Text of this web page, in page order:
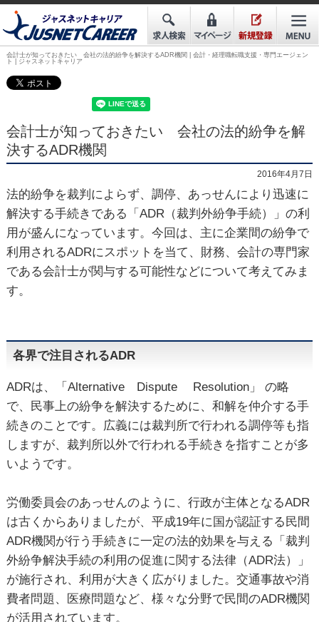
会計士が知っておきたい 会社の法的紛争を解決するADR機関 | 会計・経理職転職支援・専門エージェン
ト | ジャスネットキャリア
会計士が知っておきたい 会社の法的紛争を解
決するADR機関
2016年4月7日
法的紛争を裁判によらず、調停、あっせんにより迅速に
解決する手続きである「ADR（裁判外紛争手続）」の利
用が盛んになっています。今回は、主に企業間の紛争で
利用されるADRにスポットを当て、財務、会計の専門家
である会計士が関与する可能性などについて考えてみま
す。
各界で注目されるADR
ADRは、「Alternative Dispute Resolution」 の略
で、民事上の紛争を解決するために、和解を仲介する手
続きのことです。広義には裁判所で行われる調停等も指
しますが、裁判所以外で行われる手続きを指すことが多
いようです。
労働委員会のあっせんのように、行政が主体となるADR
は古くからありましたが、平成19年に国が認証する民間
ADR機関が行う手続きに一定の法的効果を与える「裁判
外紛争解決手続の利用の促進に関する法律（ADR法）」
が施行され、利用が大きく広がりました。交通事故や消
費者問題、医療問題など、様々な分野で民間のADR機関
が活用されています。